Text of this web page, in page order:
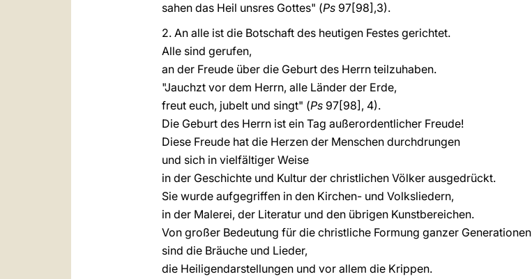
sahen das Heil unsres Gottes" (Ps 97[98],3).
2. An alle ist die Botschaft des heutigen Festes gerichtet.
Alle sind gerufen,
an der Freude über die Geburt des Herrn teilzuhaben.
"Jauchzt vor dem Herrn, alle Länder der Erde,
freut euch, jubelt und singt" (Ps 97[98], 4).
Die Geburt des Herrn ist ein Tag außerordentlicher Freude!
Diese Freude hat die Herzen der Menschen durchdrungen
und sich in vielfältiger Weise
in der Geschichte und Kultur der christlichen Völker ausgedrückt.
Sie wurde aufgegriffen in den Kirchen- und Volksliedern,
in der Malerei, der Literatur und den übrigen Kunstbereichen.
Von großer Bedeutung für die christliche Formung ganzer Generationen
sind die Bräuche und Lieder,
die Heiligendarstellungen und vor allem die Krippen.